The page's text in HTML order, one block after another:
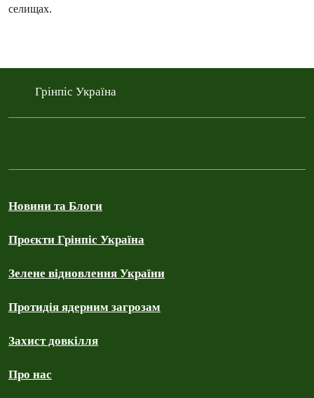
селищах.
Грінпіс Україна
Новини та Блоги
Проєкти Грінпіс Україна
Зелене відновлення України
Протидія ядерним загрозам
Захист довкілля
Про нас